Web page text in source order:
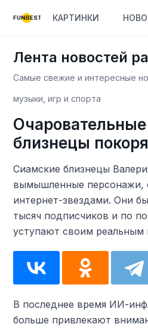
FUNBEST КАРТИНКИ
Лента новостей
Самые свежие и интересные
музыки, игр и спорта
близнецы
Сиамские близнецы
вымышленные персонажи,
интернет-звездами. Они
тысяч подписчиков и по
уступают своим реальным
В последнее время ИИ-
больше привлекают